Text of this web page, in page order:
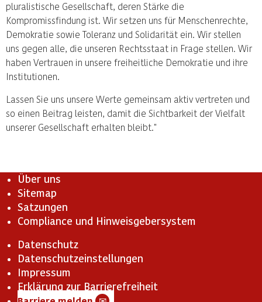
pluralistische Gesellschaft, deren Stärke die
Kompromissfindung ist. Wir setzen uns für Menschenrechte,
Demokratie sowie Toleranz und Solidarität ein. Wir stellen
uns gegen alle, die unseren Rechtsstaat in Frage stellen. Wir
haben Vertrauen in unsere freiheitliche Demokratie und ihre
Institutionen.
Lassen Sie uns unsere Werte gemeinsam aktiv vertreten und
so einen Beitrag leisten, damit die Sichtbarkeit der Vielfalt
unserer Gesellschaft erhalten bleibt."
Über uns
Sitemap
Satzungen
Compliance und Hinweisgebersystem
Datenschutz
Datenschutzeinstellungen
Impressum
Erklärung zur Barrierefreiheit